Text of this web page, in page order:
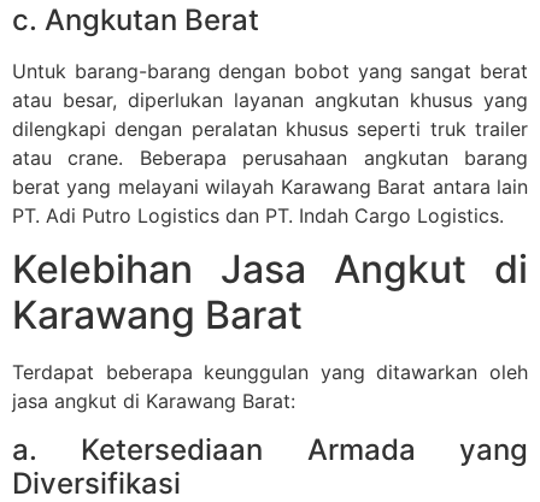
c. Angkutan Berat
Untuk barang-barang dengan bobot yang sangat berat
atau besar, diperlukan layanan angkutan khusus yang
dilengkapi dengan peralatan khusus seperti truk trailer
atau crane. Beberapa perusahaan angkutan barang
berat yang melayani wilayah Karawang Barat antara lain
PT. Adi Putro Logistics dan PT. Indah Cargo Logistics.
Kelebihan Jasa Angkut di
Karawang Barat
Terdapat beberapa keunggulan yang ditawarkan oleh
jasa angkut di Karawang Barat:
a. Ketersediaan Armada yang
Diversifikasi